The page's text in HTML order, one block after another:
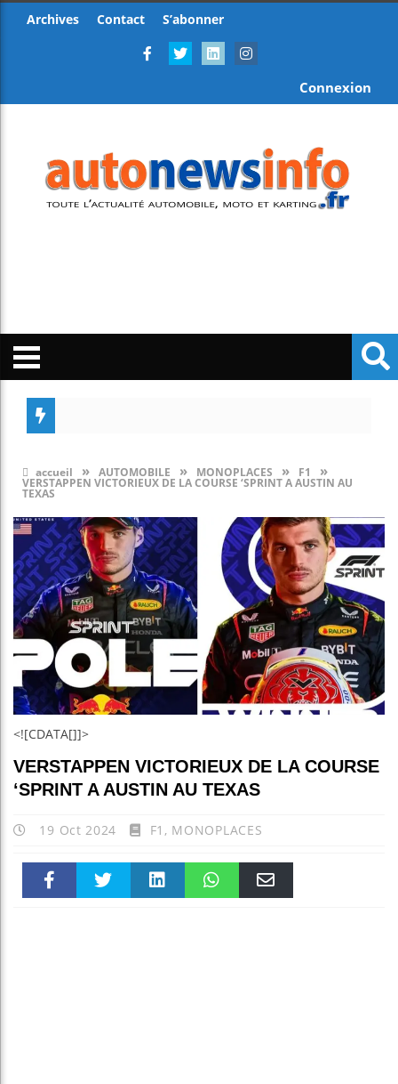
Archives Contact S’abonner
Connexion
accueil » AUTOMOBILE » MONOPLACES » F1 »
VERSTAPPEN VICTORIEUX DE LA COURSE ‘SPRINT A AUSTIN AU
TEXAS
<![CDATA[]]>
VERSTAPPEN VICTORIEUX DE LA COURSE
‘SPRINT A AUSTIN AU TEXAS
19 Oct 2024 F1 , MONOPLACES